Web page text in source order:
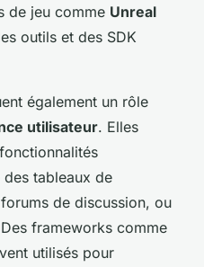
de jeu comme Unreal
outils et des SDK
également un rôle
utilisateur. Elles
tableaux de
de discussion, ou
frameworks comme
utilisés pour